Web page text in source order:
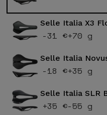
Selle Italia X3
-31 €+70 g
Selle Italia
-18 €+35 g
Selle Italia SLR
+35 €-55 g